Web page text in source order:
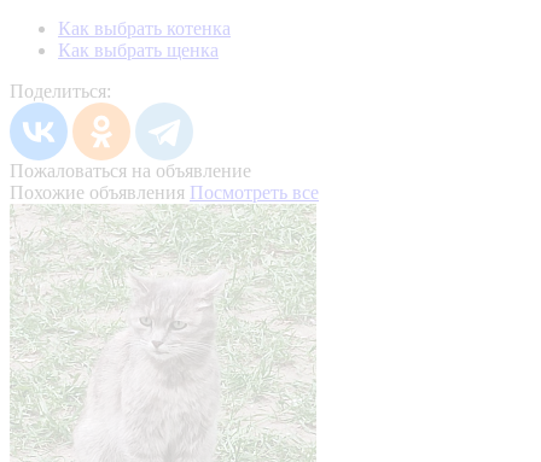
Как выбрать котенка
Как выбрать щенка
Поделиться:
Пожаловаться на объявление
Похожие объявления Посмотреть все